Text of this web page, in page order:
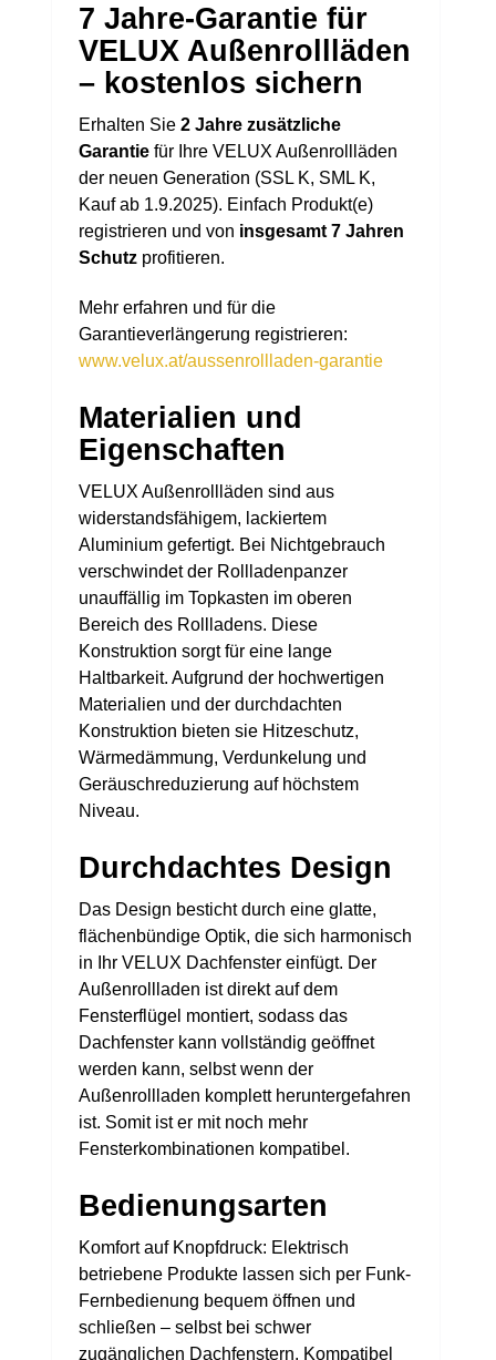
7 Jahre-Garantie für
VELUX Außenrollläden
– kostenlos sichern
Erhalten Sie 2 Jahre zusätzliche
Garantiefür Ihre VELUX Außenrollläden
der neuen Generation (SSL K, SML K,
Kauf ab 1.9.2025). Einfach Produkt(e)
registrieren und von insgesamt 7 Jahren
Schutzprofitieren.
Mehr erfahren und für die
Garantieverlängerung registrieren:
www.velux.at/aussenrollladen-garantie
Materialien und
Eigenschaften
VELUX Außenrollläden sind aus
widerstandsfähigem, lackiertem
Aluminium gefertigt. Bei Nichtgebrauch
verschwindet der Rollladenpanzer
unauffällig im Topkasten im oberen
Bereich des Rollladens. Diese
Konstruktion sorgt für eine lange
Haltbarkeit. Aufgrund der hochwertigen
Materialien und der durchdachten
Konstruktion bieten sie Hitzeschutz,
Wärmedämmung, Verdunkelung und
Geräuschreduzierung auf höchstem
Niveau.
Durchdachtes Design
Das Design besticht durch eine glatte,
flächenbündige Optik, die sich harmonisch
in Ihr VELUX Dachfenster einfügt. Der
Außenrollladen ist direkt auf dem
Fensterflügel montiert, sodass das
Dachfenster kann vollständig geöffnet
werden kann, selbst wenn der
Außenrollladen komplett heruntergefahren
ist. Somit ist er mit noch mehr
Fensterkombinationen kompatibel.
Bedienungsarten
Komfort auf Knopfdruck: Elektrisch
betriebene Produkte lassen sich per Funk-
Fernbedienung bequem öffnen und
schließen – selbst bei schwer
zugänglichen Dachfenstern. Kompatibel